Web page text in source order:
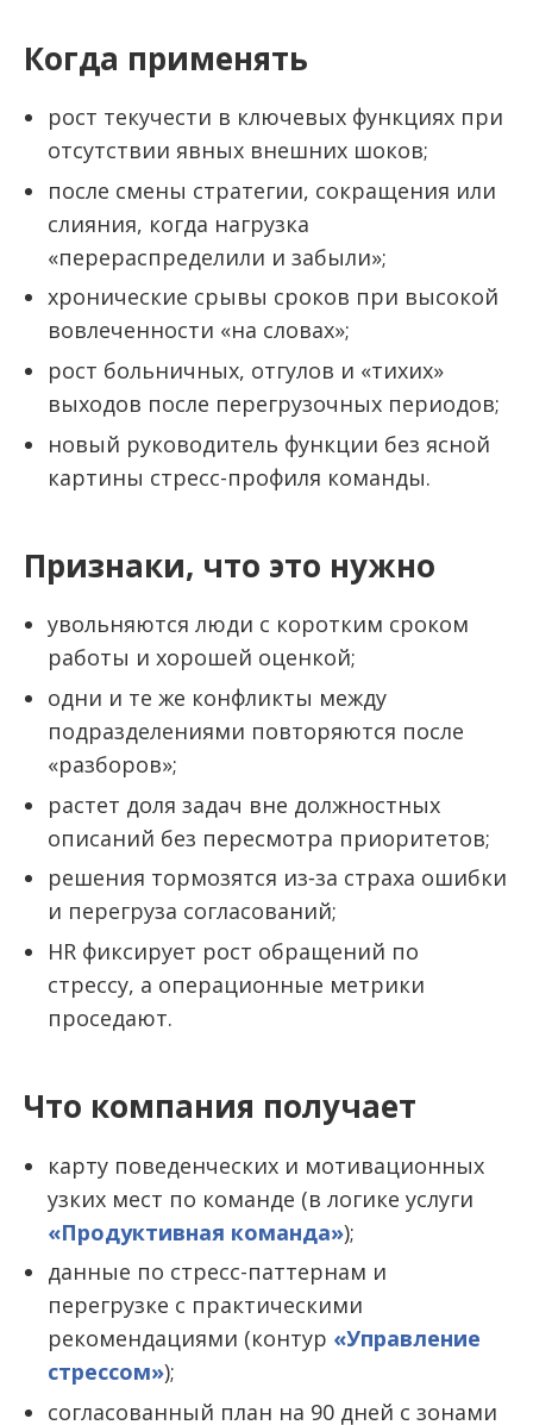
Когда применять
рост текучести в ключевых функциях при
отсутствии явных внешних шоков;
после смены стратегии, сокращения или
слияния, когда нагрузка
«перераспределили и забыли»;
хронические срывы сроков при высокой
вовлеченности «на словах»;
рост больничных, отгулов и «тихих»
выходов после перегрузочных периодов;
новый руководитель функции без ясной
картины стресс-профиля команды.
Признаки, что это нужно
увольняются люди с коротким сроком
работы и хорошей оценкой;
одни и те же конфликты между
подразделениями повторяются после
«разборов»;
растет доля задач вне должностных
описаний без пересмотра приоритетов;
решения тормозятся из‑за страха ошибки
и перегруза согласований;
HR фиксирует рост обращений по
стрессу, а операционные метрики
проседают.
Что компания получает
карту поведенческих и мотивационных
узких мест по команде (в логике услуги
«Продуктивная команда»);
данные по стресс-паттернам и
перегрузке с практическими
рекомендациями (контур «Управление
стрессом»);
согласованный план на 90 дней с зонами